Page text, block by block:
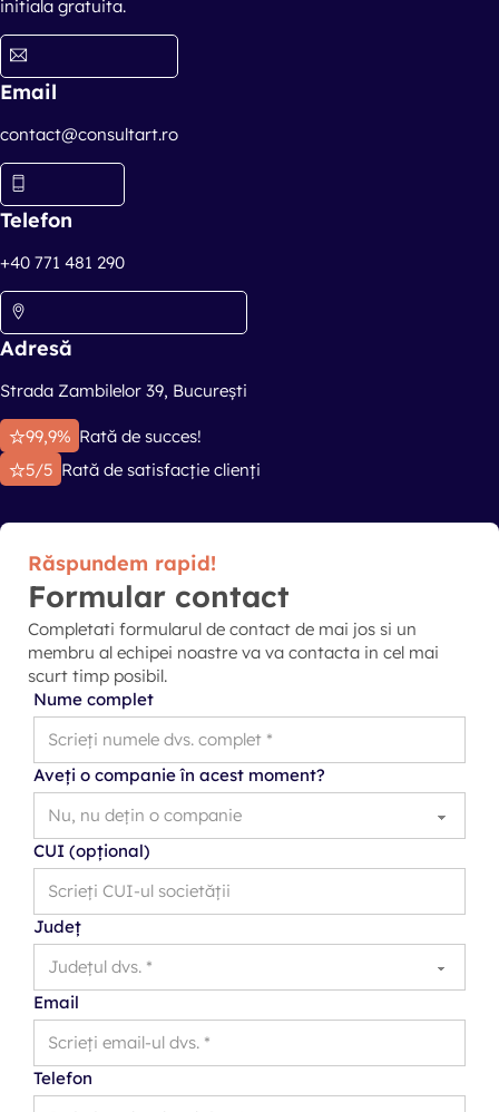
initiala gratuita.
Email
contact@consultart.ro
Telefon
+40 771 481 290
Adresă
Strada Zambilelor 39, București
99,9% Rată de succes!
5/5 Rată de satisfacție clienți
Răspundem rapid!
Formular contact
Completati formularul de contact de mai jos si un
membru al echipei noastre va va contacta in cel mai
scurt timp posibil.
Nume complet
Aveți o companie în acest moment?
CUI (opțional)
Județ
Email
Telefon